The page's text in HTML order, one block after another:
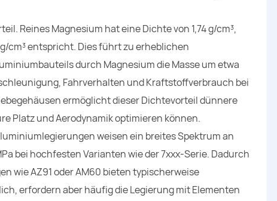
Reines Magnesium hat eine Dichte von 1,74 g/cm³,
cm³ entspricht. Dies führt zu erheblichen
durch Magnesium die Masse um etwa
Fahrverhalten und Kraftstoffverbrauch bei
ermöglicht dieser Dichtevorteil dünnere
Platz und Aerodynamik optimieren können.
weisen ein breites Spektrum an
bei hochfesten Varianten wie der 7xxx-Serie. Dadurch
wie AZ91 oder AM60 bieten typischerweise
erfordern aber häufig die Legierung mit Elementen